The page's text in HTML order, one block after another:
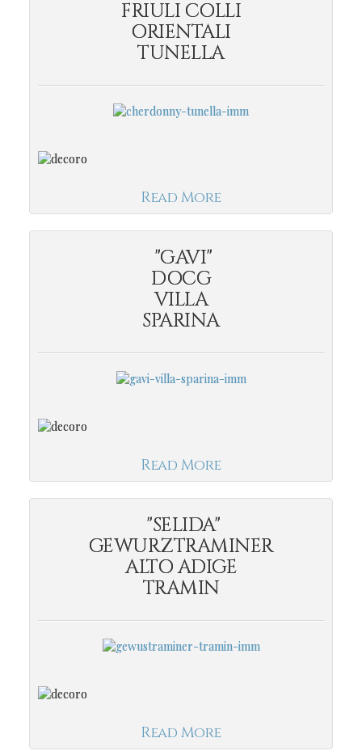
FRIULI COLLI
ORIENTALI
TUNELLA
Read More
"GAVI"
DOCG
VILLA
SPARINA
Read More
"SELIDA"
GEWURZTRAMINER
ALTO ADIGE
TRAMIN
Read More